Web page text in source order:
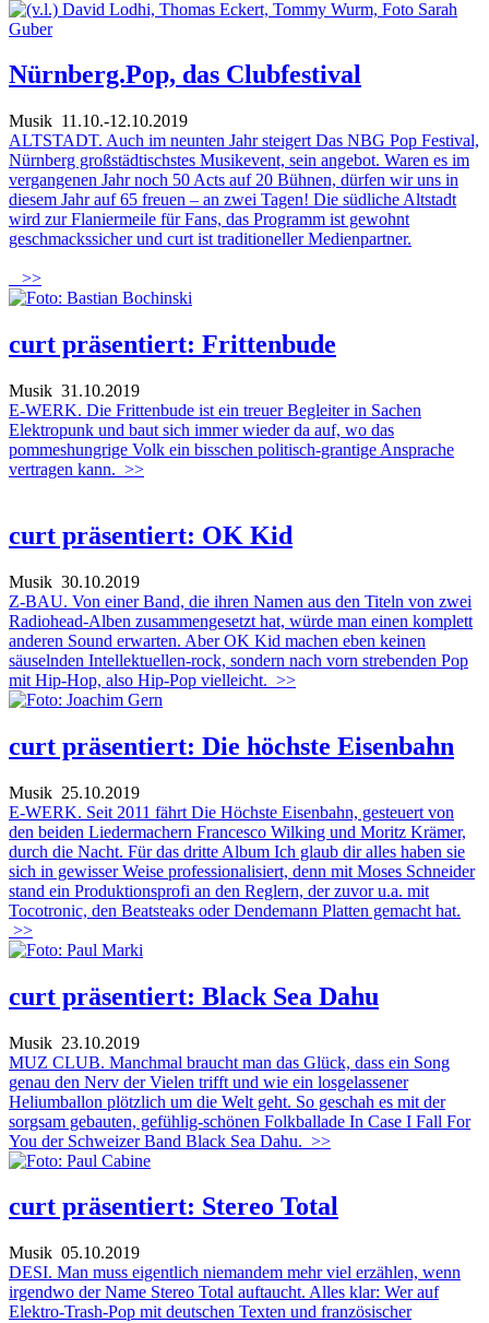
Nürnberg.Pop, das Clubfestival
Musik 11.10.-12.10.2019
ALTSTADT. Auch im neunten Jahr steigert Das NBG Pop Festival,
Nürnberg großstädtischstes Musikevent, sein angebot. Waren es im
vergangenen Jahr noch 50 Acts auf 20 Bühnen, dürfen wir uns in
diesem Jahr auf 65 freuen – an zwei Tagen! Die südliche Altstadt
wird zur Flaniermeile für Fans, das Programm ist gewohnt
geschmackssicher und curt ist traditioneller Medienpartner.
>>
curt präsentiert: Frittenbude
Musik 31.10.2019
E-WERK. Die Frittenbude ist ein treuer Begleiter in Sachen
Elektropunk und baut sich immer wieder da auf, wo das
pommeshungrige Volk ein bisschen politisch-grantige Ansprache
vertragen kann. >>
curt präsentiert: OK Kid
Musik 30.10.2019
Z-BAU. Von einer Band, die ihren Namen aus den Titeln von zwei
Radiohead-Alben zusammengesetzt hat, würde man einen komplett
anderen Sound erwarten. Aber OK Kid machen eben keinen
säuselnden Intellektuellen-rock, sondern nach vorn strebenden Pop
mit Hip-Hop, also Hip-Pop vielleicht. >>
curt präsentiert: Die höchste Eisenbahn
Musik 25.10.2019
E-WERK. Seit 2011 fährt Die Höchste Eisenbahn, gesteuert von
den beiden Liedermachern Francesco Wilking und Moritz Krämer,
durch die Nacht. Für das dritte Album Ich glaub dir alles haben sie
sich in gewisser Weise professionalisiert, denn mit Moses Schneider
stand ein Produktionsprofi an den Reglern, der zuvor u.a. mit
Tocotronic, den Beatsteaks oder Dendemann Platten gemacht hat.
>>
curt präsentiert: Black Sea Dahu
Musik 23.10.2019
MUZ CLUB. Manchmal braucht man das Glück, dass ein Song
genau den Nerv der Vielen trifft und wie ein losgelassener
Heliumballon plötzlich um die Welt geht. So geschah es mit der
sorgsam gebauten, gefühlig-schönen Folkballade In Case I Fall For
You der Schweizer Band Black Sea Dahu. >>
curt präsentiert: Stereo Total
Musik 05.10.2019
DESI. Man muss eigentlich niemandem mehr viel erzählen, wenn
irgendwo der Name Stereo Total auftaucht. Alles klar: Wer auf
Elektro-Trash-Pop mit deutschen Texten und französischer